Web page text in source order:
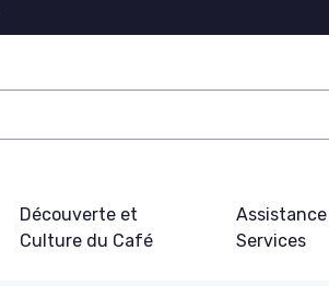
Découverte et
Culture du Café
Services